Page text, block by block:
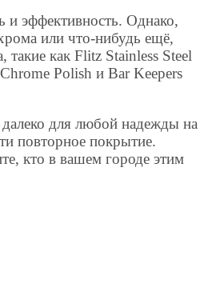
и эффективность. Однако,
или что-нибудь ещё,
как Flitz Stainless Steel
Polish и Bar Keepers
для любой надежды на
повторное покрытие.
кто в вашем городе этим